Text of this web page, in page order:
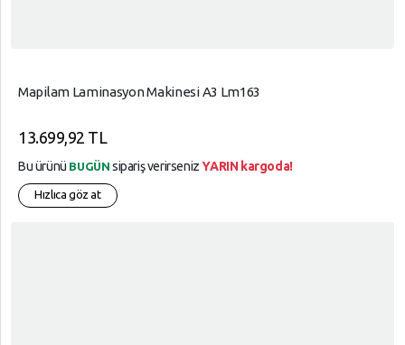
Mapilam Laminasyon Makinesi A3 Lm163
13.699,92 TL
Bu ürünü BUGÜN sipariş verirsenizYARIN kargoda!
Hızlıca göz at